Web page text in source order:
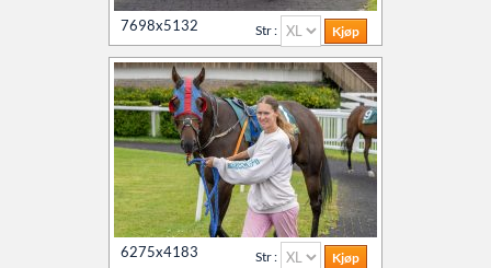
7698x5132 Str :
6275x4183 Str :